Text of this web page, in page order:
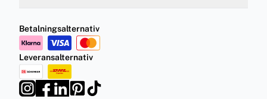
Betalningsalternativ
Leveransalternativ